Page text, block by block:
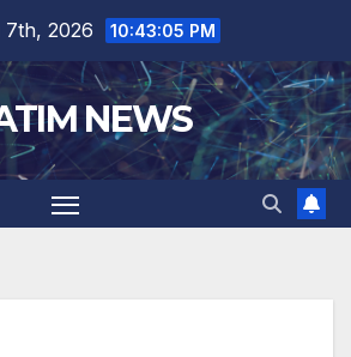
7th, 2026 10:43:05 PM
NEWS